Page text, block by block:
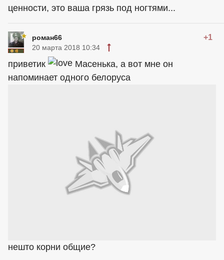
ценности, это ваша грязь под ногтями...
роман66 +1
20 марта 2018 10:34
приветик
Масенька, а вот мне он
напоминает одного белоруса
нешто корни общие?